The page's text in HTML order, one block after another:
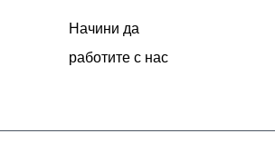
Начини да
работите с нас